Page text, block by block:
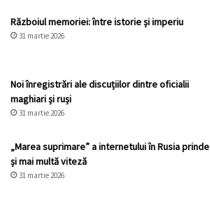
Războiul memoriei: între istorie și imperiu
31 martie 2026
Noi înregistrări ale discuțiilor dintre oficialii
maghiari și ruși
31 martie 2026
„Marea suprimare” a internetului în Rusia prinde
și mai multă viteză
31 martie 2026